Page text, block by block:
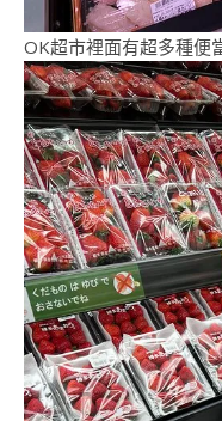
OK超市裡面有超多種便